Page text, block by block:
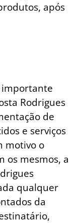
após
importante
Rodrigues
de
e serviços
motivo o
os mesmos, a
qualquer
da